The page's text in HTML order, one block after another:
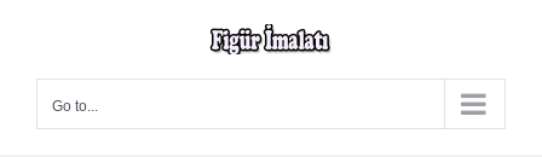
Go to...